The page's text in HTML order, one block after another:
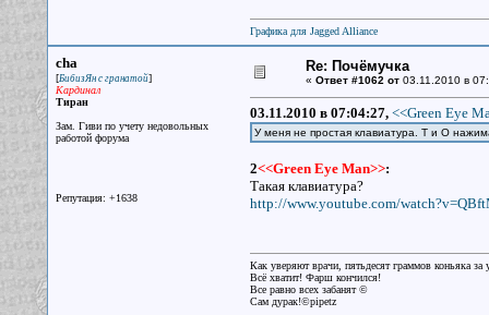
Графика для Jagged Alliance
cha
[БибизЯн с гранатой]
Кардинал
Тиран
Зам. Гиви по учету недовольных
работой форума
Репутация: +1638
Re: Почёмучка
« Ответ #1062 от03.11.2010 в
03.11.2010 в 07:04:27, <<Green Eye
У меня не простая клавиатура. Т и О
2<<Green Eye Man>>:
Такая клавиатура?
http://www.youtube.com/
Как уверяют врачи, пятьдесят граммов коньяка
Всё хватит! Фарш кончился!
Все равно всех забанят ©
Сам дурак!©pipetz